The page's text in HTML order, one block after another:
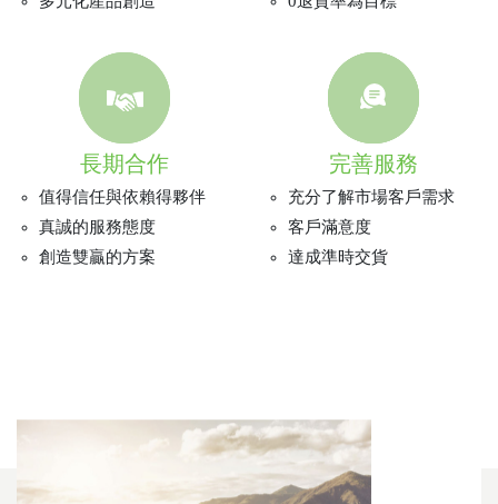
長期合作
值得信任與依賴得夥伴
真誠的服務態度
創造雙贏的方案
完善服務
充分了解市場客戶需求
客戶滿意度
達成準時交貨